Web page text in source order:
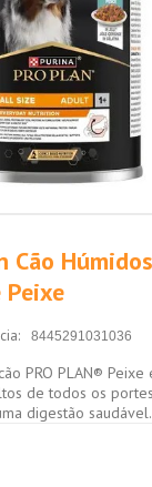
Cão Húmidos
8445291031036
PRO PLAN® Peixe
de todos os
digestão saudável.